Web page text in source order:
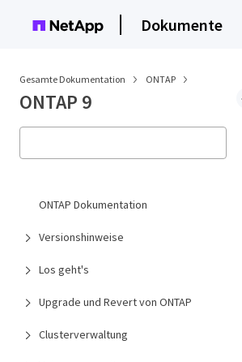
Dokumente
Gesamte Dokumentation ONTAP
ONTAP 9
ONTAP Dokumentation
Versionshinweise
Los geht's
Upgrade und Revert von ONTAP
Clusterverwaltung